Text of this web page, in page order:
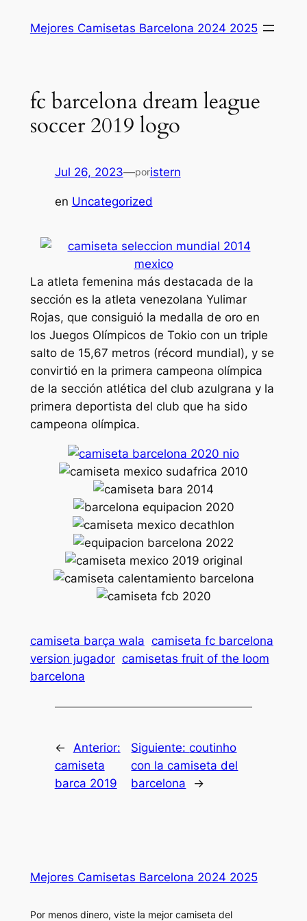
Mejores Camisetas Barcelona 2024 2025
fc barcelona dream league
soccer 2019 logo
Jul 26, 2023—poristern
en Uncategorized
La atleta femenina más destacada de la
sección es la atleta venezolana Yulimar
Rojas, que consiguió la medalla de oro en
los Juegos Olímpicos de Tokio con un triple
salto de 15,67 metros (récord mundial), y se
convirtió en la primera campeona olímpica
de la sección atlética del club azulgrana y la
primera deportista del club que ha sido
campeona olímpica.
camiseta barça wala camiseta fc barcelona
version jugador camisetas fruit of the loom
barcelona
←
Anterior:
camiseta
barca 2019
Siguiente:coutinho
con la camiseta del
barcelona
→
Mejores Camisetas Barcelona 2024 2025
Por menos dinero, viste la mejor camiseta del